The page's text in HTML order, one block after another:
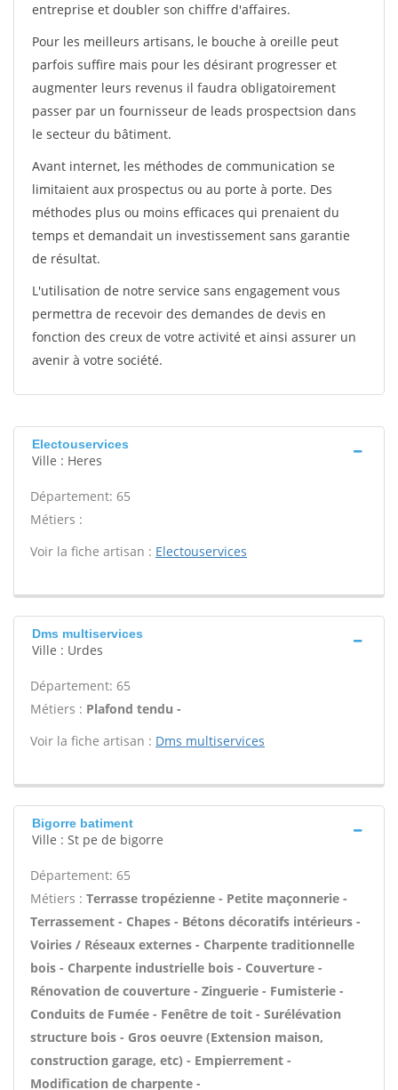
entreprise et doubler son chiffre d'affaires.
Pour les meilleurs artisans, le bouche à oreille peut
parfois suffire mais pour les désirant progresser et
augmenter leurs revenus il faudra obligatoirement
passer par un fournisseur de leads prospectsion dans
le secteur du bâtiment.
Avant internet, les méthodes de communication se
limitaient aux prospectus ou au porte à porte. Des
méthodes plus ou moins efficaces qui prenaient du
temps et demandait un investissement sans garantie
de résultat.
L'utilisation de notre service sans engagement vous
permettra de recevoir des demandes de devis en
fonction des creux de votre activité et ainsi assurer un
avenir à votre société.
Electouservices
Ville : Heres
Département: 65
Métiers :
Voir la fiche artisan : Electouservices
Dms multiservices
Ville : Urdes
Département: 65
Métiers : Plafond tendu -
Voir la fiche artisan : Dms multiservices
Bigorre batiment
Ville : St pe de bigorre
Département: 65
Métiers : Terrasse tropézienne - Petite maçonnerie -
Terrassement - Chapes - Bétons décoratifs intérieurs -
Voiries / Réseaux externes - Charpente traditionnelle
bois - Charpente industrielle bois - Couverture -
Rénovation de couverture - Zinguerie - Fumisterie -
Conduits de Fumée - Fenêtre de toit - Surélévation
structure bois - Gros oeuvre (Extension maison,
construction garage, etc) - Empierrement -
Modification de charpente -